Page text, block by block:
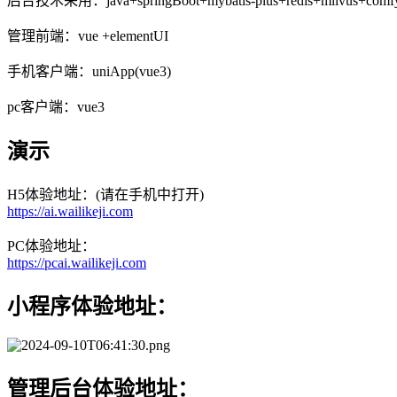
管理前端：vue +elementUI
手机客户端：uniApp(vue3)
pc客户端：vue3
演示
H5体验地址：(请在手机中打开)
https://ai.wailikeji.com
PC体验地址：
https://pcai.wailikeji.com
小程序体验地址：
管理后台体验地址：